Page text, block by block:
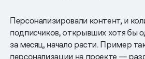
Персонализировали контент, и
подписчиков, открывших хотя бы
за месяц, начало расти. Пример
персонализации на проекте —